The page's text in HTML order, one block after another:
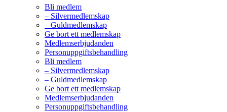
Bli medlem
– Silvermedlemskap
– Guldmedlemskap
Ge bort ett medlemskap
Medlemserbjudanden
Personuppgiftsbehandling
Bli medlem
– Silvermedlemskap
– Guldmedlemskap
Ge bort ett medlemskap
Medlemserbjudanden
Personuppgiftsbehandling